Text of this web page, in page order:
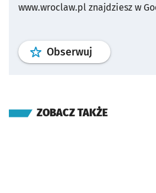
www.wroclaw.pl znajdziesz w
Obserwuj profil
ZOBACZ TAKŻE